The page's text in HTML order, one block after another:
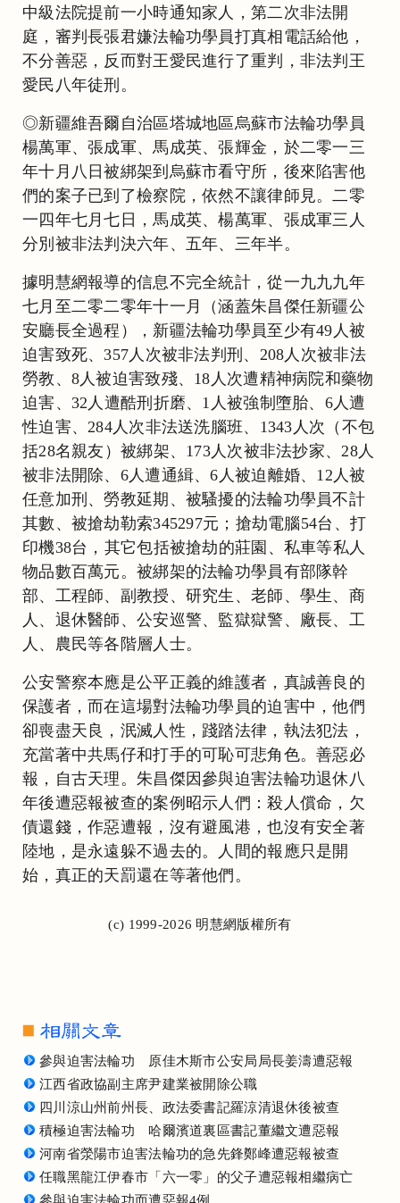
中級法院提前一小時通知家人，第二次非法開
庭，審判長張君嫌法輪功學員打真相電話給他，
不分善惡，反而對王愛民進行了重判，非法判王
愛民八年徒刑。
◎新疆維吾爾自治區塔城地區烏蘇市法輪功學員
楊萬軍、張成軍、馬成英、張輝金，於二零一三
年十月八日被綁架到烏蘇市看守所，後來陷害他
們的案子已到了檢察院，依然不讓律師見。二零
一四年七月七日，馬成英、楊萬軍、張成軍三人
分別被非法判決六年、五年、三年半。
據明慧網報導的信息不完全統計，從一九九九年
七月至二零二零年十一月（涵蓋朱昌傑任新疆公
安廳長全過程），新疆法輪功學員至少有49人被
迫害致死、357人次被非法判刑、208人次被非法
勞教、8人被迫害致殘、18人次遭精神病院和藥物
迫害、32人遭酷刑折磨、1人被強制墮胎、6人遭
性迫害、284人次非法送洗腦班、1343人次（不包
括28名親友）被綁架、173人次被非法抄家、28人
被非法開除、6人遭通緝、6人被迫離婚、12人被
任意加刑、勞教延期、被騷擾的法輪功學員不計
其數、被搶劫勒索345297元；搶劫電腦54台、打
印機38台，其它包括被搶劫的莊園、私車等私人
物品數百萬元。被綁架的法輪功學員有部隊幹
部、工程師、副教授、研究生、老師、學生、商
人、退休醫師、公安巡警、監獄獄警、廠長、工
人、農民等各階層人士。
公安警察本應是公平正義的維護者，真誠善良的
保護者，而在這場對法輪功學員的迫害中，他們
卻喪盡天良，泯滅人性，踐踏法律，執法犯法，
充當著中共馬仔和打手的可恥可悲角色。善惡必
報，自古天理。朱昌傑因參與迫害法輪功退休八
年後遭惡報被查的案例昭示人們：殺人償命，欠
債還錢，作惡遭報，沒有避風港，也沒有安全著
陸地，是永遠躲不過去的。人間的報應只是開
始，真正的天罰還在等著他們。
(c) 1999-2026 明慧網版權所有
參與迫害法輪功 原佳木斯市公安局局長姜濤遭惡報
江西省政協副主席尹建業被開除公職
四川涼山州前州長、政法委書記羅涼清退休後被查
積極迫害法輪功 哈爾濱道裏區書記董繼文遭惡報
河南省滎陽市迫害法輪功的急先鋒鄭峰遭惡報被查
任職黑龍江伊春市「六一零」的父子遭惡報相繼病亡